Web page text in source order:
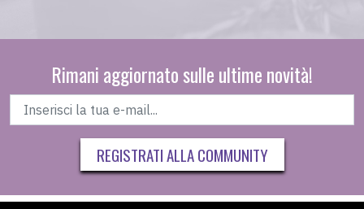
Rimani aggiornato sulle ultime novità!
REGISTRATI ALLA COMMUNITY